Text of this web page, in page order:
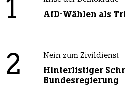
1 AfD-Wählen als
2 Nein zum Zivildienst
Hinterlistiger
Bundesregierung